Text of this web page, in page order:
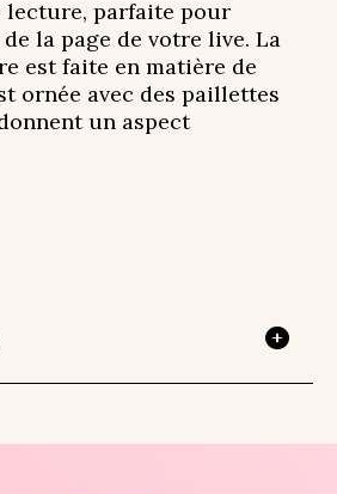
lecture, parfaite pour
la page de votre live. La
est faite en matière de
ornée avec des paillettes
un aspect